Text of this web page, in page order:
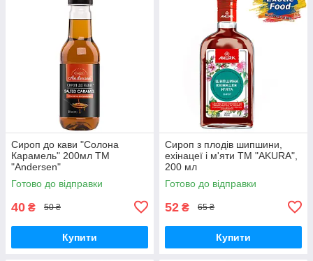
Сироп до кави "Солона
Карамель" 200мл ТМ
"Andersen"
Готово до відправки
40 ₴ 50 ₴
Купити
Сироп з плодів шипшини,
ехінацеї і м'яти ТМ "AKURA",
200 мл
Готово до відправки
52 ₴ 65 ₴
Купити